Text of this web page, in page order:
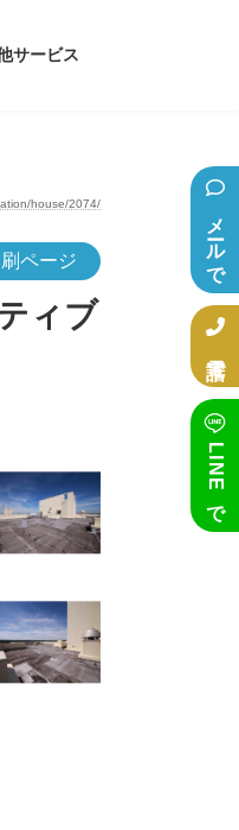
メールで相談
電話で相談
LINEで相談
サービス
house/2074/
ページ
ィブ